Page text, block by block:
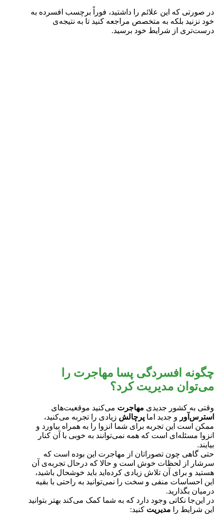
در صورتی که این علائم را داشتید، فوراً برچسب افسرده به
خود نزنید بلکه به متخصص مراجعه کنید تا به نتیجه‌ی
درست‌تری از شرایط خود برسید.
چگونه افسردگی پسا مهاجرت را
می‌توان مدیریت کرد؟
وقتی به کشور جدیدی مهاجرت می‌کنید موقعیت‌های
استرس‌آور و جدید اما پرچالش زیادی را تجربه می‌کنید،
ممکن است این تجربه برای شما انزوا را به همراه بیاورد و
انزوا مسئله‌ای است که همه نمی‌توانند به خوبی با آن کنار
بیایند.
حتی گاهی چون تصوراتان از مهاجرت این بوده است که
سرشار از لحظات خوش است و حالا که درحال تجربه‌ی آن
هستید و برای آن تلاش زیادی کرده‌اید باید خوشحال باشید،
این احساسات منفی و سخت را نمی‌توانید به راحتی با بقیه
درمیان بگذارید.
در این‌جا نکاتی وجود دارد که به شما کمک می‌کند بهتر بتوانید
این شرایط را مدیریت کنید: